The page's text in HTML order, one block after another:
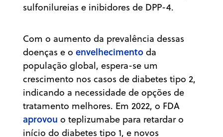
sulfonilureias e inibidores de DPP-4.
Com o aumento da prevalência dessas
doenças e o envelhecimento da
população global, espera-se um
crescimento nos casos de diabetes tipo 2,
indicando a necessidade de opções de
tratamento melhores. Em 2022, o FDA
aprovou o teplizumabe para retardar o
início do diabetes tipo 1, e novos